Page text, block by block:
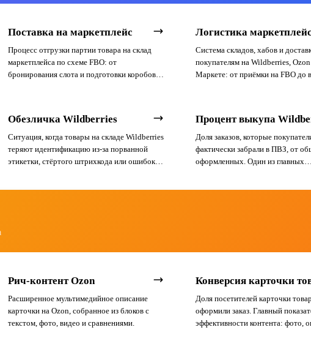
Поставка на маркетплейс
Процесс отгрузки партии товара на склад
маркетплейса по схеме FBO: от
бронирования слота и подготовки коробов
Логистика
Система складов, хабов и
покупателям на Wildberries,
Маркете: от приёмки на FBO до
Обезличка Wildberries
Ситуация, когда товары на складе Wildberries
теряют идентификацию из-за порванной
этикетки, стёртого штрихкода или ошибок
Процент выкупа
Доля заказов, которые
фактически забрали в ПВЗ, от
оформленных. Один из главных
Рич-контент Ozon
Расширенное мультимедийное описание
карточки на Ozon, собранное из блоков с
текстом, фото, видео и сравнениями.
Конверсия карточки
Доля посетителей карточки
оформили заказ. Главный
эффективности контента: фото,